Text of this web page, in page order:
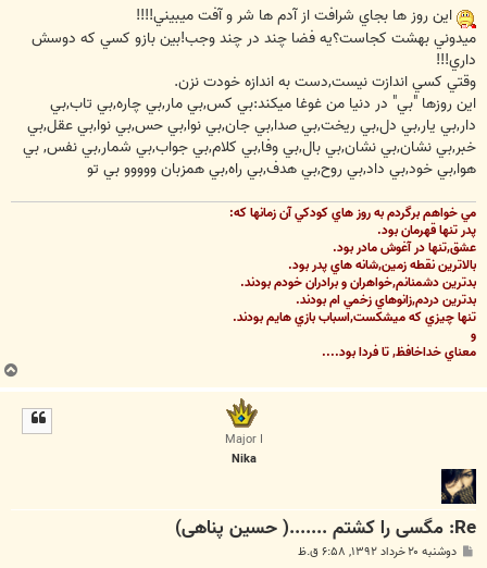
تاين روز ها بجاي شرافت از آدم ها شر و آفت ميبيني!!!!
ميدوني بهشت كجاست؟يه فضا چند در چند وجب!بين بازو كسي كه دوسش
داري!!!
وقتي كسي اندازت نيست,دست به اندازه خودت نزن.
اين روزها "بي" در دنيا من غوغا ميكند:بي كس,بي مار,بي چاره,بي تاب,بي
دار,بي يار,بي دل,بي ريخت,بي صدا,بي جان,بي نوا,بي حس,بي نوا,بي عقل,بي
خبر,بي نشان,بي نشان,بي بال,بي وفا,بي كلام,بي جواب,بي شمار,بي نفس, بي
هوا,بي خود,بي داد,بي روح,بي هدف,بي راه,بي همزبان ووووو بي تو
مي خواهم برگردم به روز هاي كودكي آن زمانها كه:
پدر تنها قهرمان بود.
عشق,تنها در آغوش مادر بود.
بالاترين نقطه زمين,شانه هاي پدر بود.
بدترين دشمنانم,خواهران و برادران خودم بودند.
بدترين دردم,زانوهاي زخمي ام بودند.
تنها چيزي كه ميشكست,اسباب بازي هايم بودند.
و
معناي خداخافظ, تا فردا بود....
Major I
Nika
Re: مگسی را کشتم .......( حسین پناهی)
دوشنبه ۲۰ خرداد ۱۳۹۲, ۶:۵۸ ق.ظ